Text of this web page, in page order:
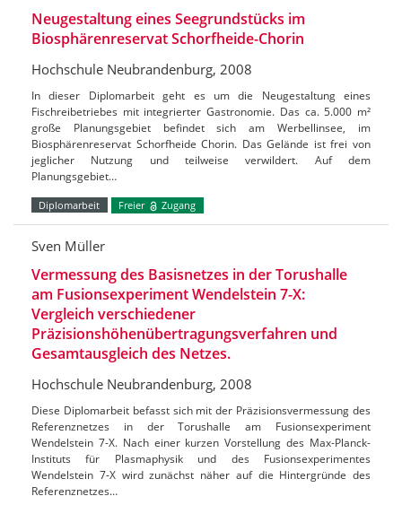
Neugestaltung eines Seegrundstücks im
Biosphärenreservat Schorfheide-Chorin
Hochschule Neubrandenburg, 2008
In dieser Diplomarbeit geht es um die Neugestaltung eines
Fischreibetriebes mit integrierter Gastronomie. Das ca. 5.000 m²
große Planungsgebiet befindet sich am Werbellinsee, im
Biosphärenreservat Schorfheide Chorin. Das Gelände ist frei von
jeglicher Nutzung und teilweise verwildert. Auf dem
Planungsgebiet…
Diplomarbeit Freier Zugang
Sven Müller
Vermessung des Basisnetzes in der Torushalle
am Fusionsexperiment Wendelstein 7-X:
Vergleich verschiedener
Präzisionshöhenübertragungsverfahren und
Gesamtausgleich des Netzes.
Hochschule Neubrandenburg, 2008
Diese Diplomarbeit befasst sich mit der Präzisionsvermessung des
Referenznetzes in der Torushalle am Fusionsexperiment
Wendelstein 7-X. Nach einer kurzen Vorstellung des Max-Planck-
Instituts für Plasmaphysik und des Fusionsexperimentes
Wendelstein 7-X wird zunächst näher auf die Hintergründe des
Referenznetzes…